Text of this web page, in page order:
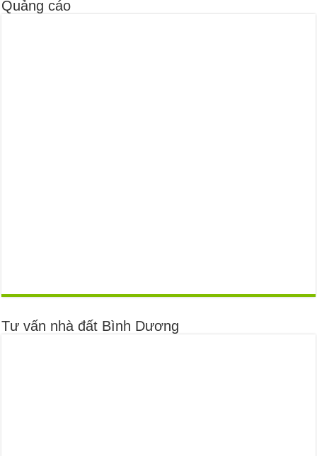
Quảng cáo
Tư vấn nhà đất Bình Dương